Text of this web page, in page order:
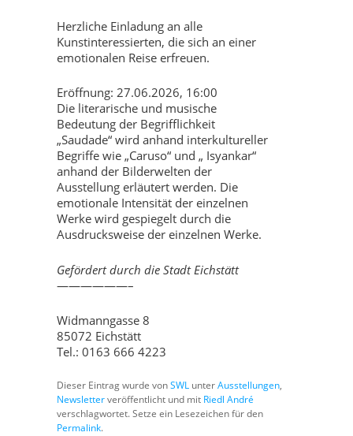
Herzliche Einladung an alle
Kunstinteressierten, die sich an einer
emotionalen Reise erfreuen.
Eröffnung: 27.06.2026, 16:00
Die literarische und musische
Bedeutung der Begrifflichkeit
„Saudade“ wird anhand interkultureller
Begriffe wie „Caruso“ und „ Isyankar“
anhand der Bilderwelten der
Ausstellung erläutert werden. Die
emotionale Intensität der einzelnen
Werke wird gespiegelt durch die
Ausdrucksweise der einzelnen Werke.
Gefördert durch die Stadt Eichstätt
——————–
Widmanngasse 8
85072 Eichstätt
Tel.: 0163 666 4223
Dieser Eintrag wurde vonSWL unterAusstellungen,
Newsletterveröffentlicht und mit Riedl André
verschlagwortet. Setze ein Lesezeichen für den
Permalink.